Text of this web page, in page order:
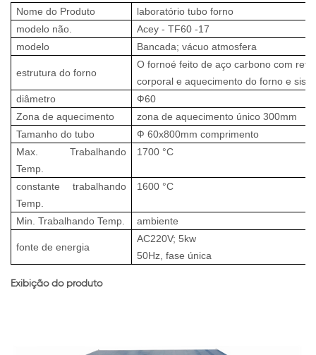
Nome do Produto
laboratório tubo forno
modelo não.
Acey- TF60-17
modelo
Bancada; vácuo atmosfera
estrutura do forno
O fornoé feito de aço carbono com
corporal e aquecimento do forno e
diâmetro
Ф60
Zona de aquecimento
zona de aquecimento único 300mm
Tamanho do tubo
Ф 60x800mm comprimento
Max. Trabalhando
Temp.
1700 °C
constante trabalhando
Temp.
1600 °C
Min. Trabalhando Temp. ambiente
fonte de energia
AC220V; 5kw
50Hz, fase única
Exibição do produto